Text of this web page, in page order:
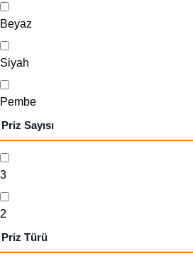
Beyaz
Siyah
Pembe
Priz Sayısı
3
2
Priz Türü